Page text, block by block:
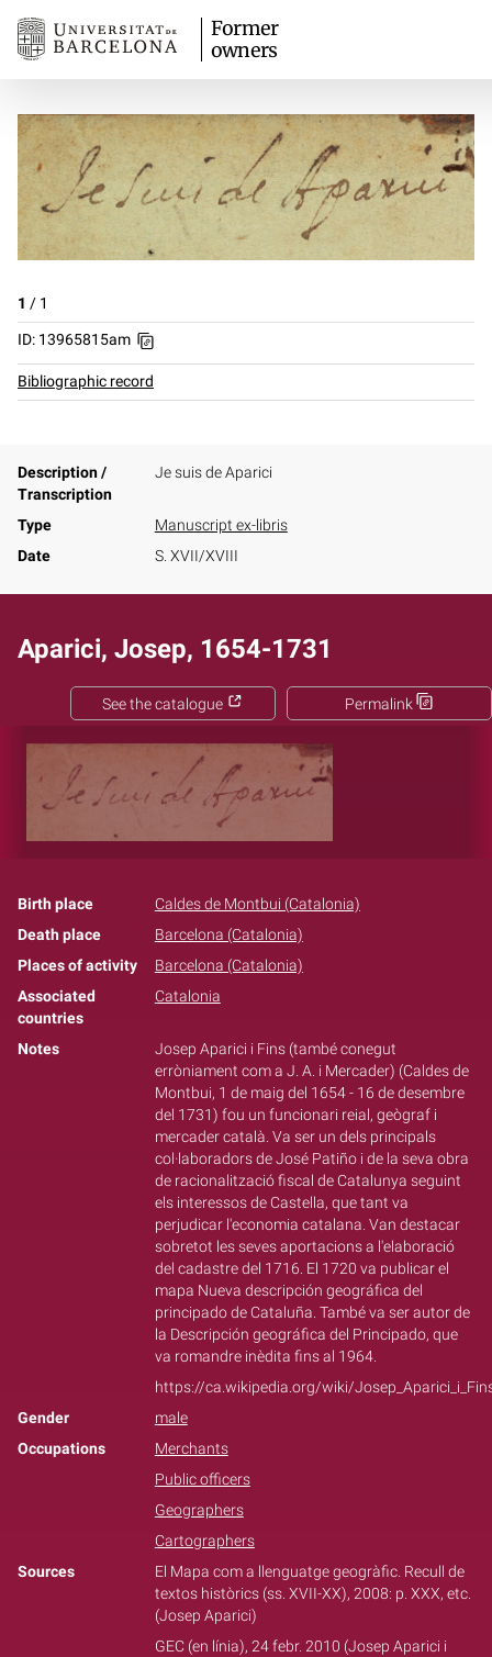
Former
owners
1 / 1
ID: 13965815am
Bibliographic record
Description /
Transcription
Je suis de Aparici
Type
Manuscript ex-libris
Date
S. XVII/XVIII
Aparici, Josep, 1654-1731
Permalink
See the catalogue
Birth place
Caldes de Montbui (Catalonia)
Death place
Barcelona (Catalonia)
Places of activity
Barcelona (Catalonia)
Associated
countries
Catalonia
Notes
Josep Aparici i Fins (també conegut
erròniament com a J. A. i Mercader) (Caldes de
Montbui, 1 de maig del 1654 - 16 de desembre
del 1731) fou un funcionari reial, geògraf i
mercader català. Va ser un dels principals
col·laboradors de José Patiño i de la seva obra
de racionalització fiscal de Catalunya seguint
els interessos de Castella, que tant va
perjudicar l'economia catalana. Van destacar
sobretot les seves aportacions a l'elaboració
del cadastre del 1716. El 1720 va publicar el
mapa Nueva descripción geográfica del
principado de Cataluña. També va ser autor de
la Descripción geográfica del Principado, que
va romandre inèdita fins al 1964.
https://ca.wikipedia.org/wiki/
Gender
male
Occupations
Merchants
Public officers
Geographers
Cartographers
Sources
El Mapa com a llenguatge geogràfic. Recull de
textos històrics (ss. XVII-XX), 2008: p. XXX, etc.
(Josep Aparici)
GEC (en línia), 24 febr. 2010 (Josep Aparici i